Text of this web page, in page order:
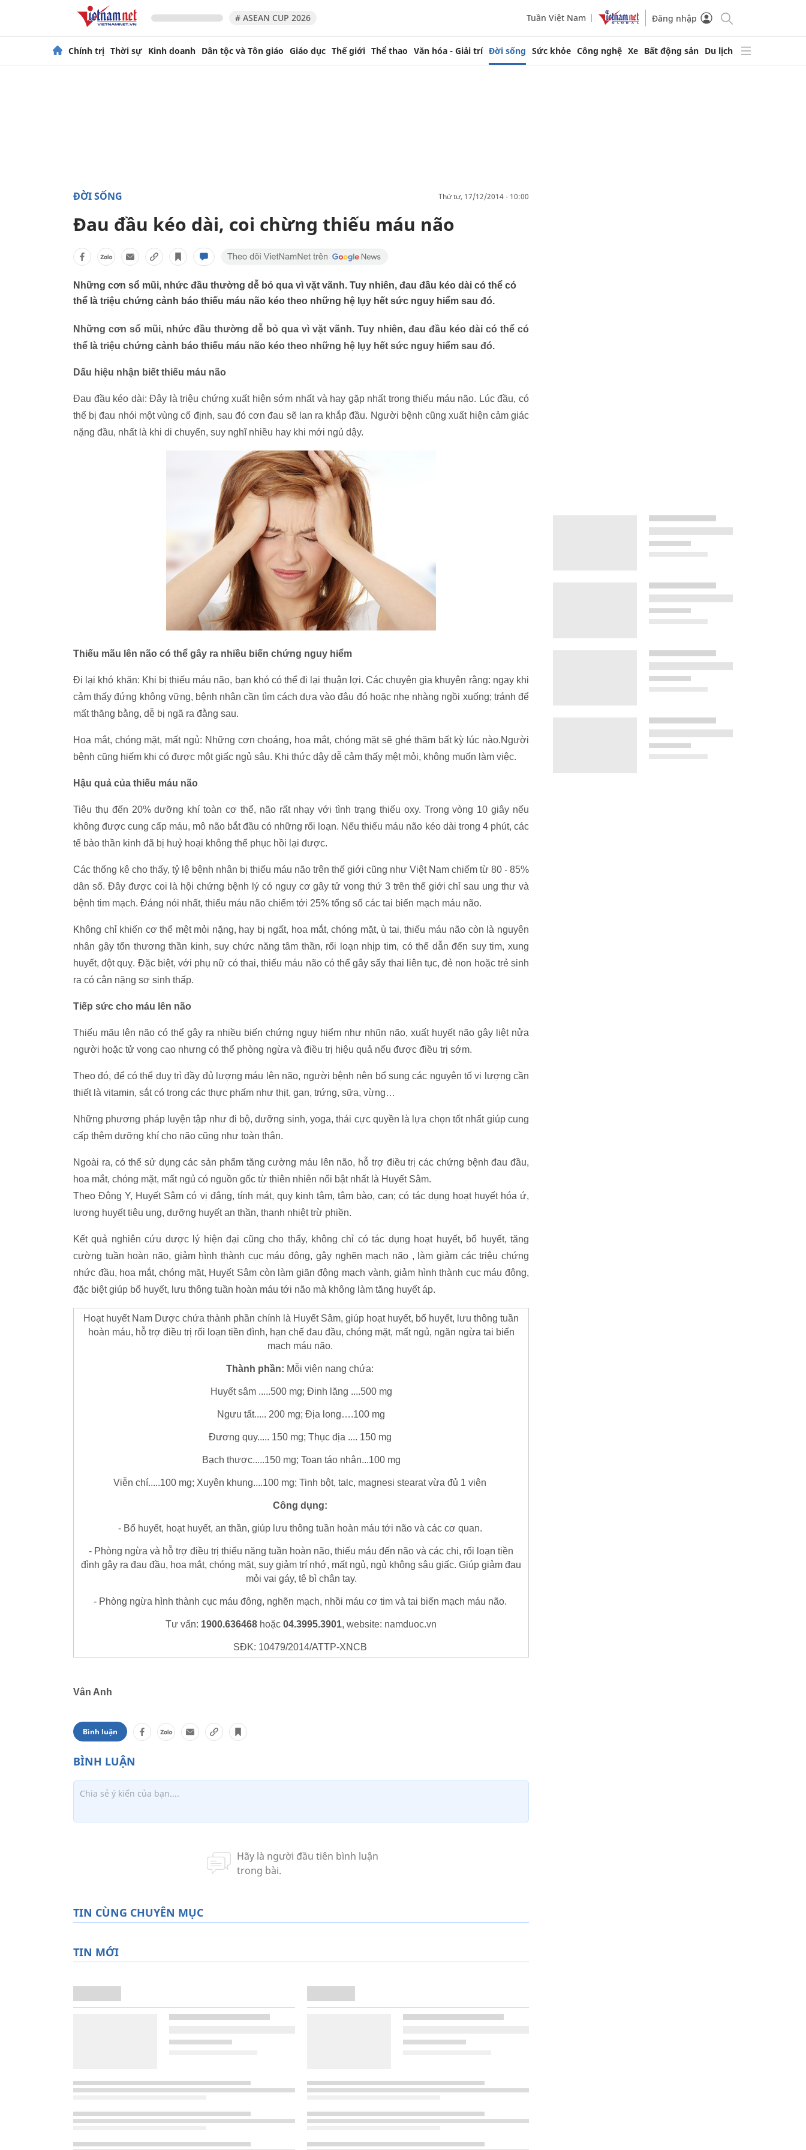
# ASEAN CUP 2026 Tuần Việt Nam Đăng nhập
Chính trị Thời sự Kinh doanh Dân tộc và Tôn giáo Giáo dục Thế giới Thể thao Văn hóa - Giải trí Đời sống Sức khỏe Công nghệ Xe Bất động sản Du lịch
ĐỜI SỐNG thứ tư, 17/12/2014 - 10:00
Đau đầu kéo dài, coi chừng thiếu máu não
Những cơn sổ mũi, nhức đầu thường dễ bỏ qua vì vặt vãnh. Tuy nhiên, đau đầu kéo dài có thể có
thể là triệu chứng cảnh báo thiếu máu não kéo theo những hệ lụy hết sức nguy hiểm sau đó.
Những cơn sổ mũi, nhức đầu thường dễ bỏ qua vì vặt vãnh. Tuy nhiên, đau đầu kéo dài có thể có
thể là triệu chứng cảnh báo thiếu máu não kéo theo những hệ lụy hết sức nguy hiểm sau đó.
Dấu hiệu nhận biết thiếu máu não
Đau đầu kéo dài: Đây là triệu chứng xuất hiện sớm nhất và hay gặp nhất trong thiếu máu não. Lúc đầu, có
thể bị đau nhói một vùng cố định, sau đó cơn đau sẽ lan ra khắp đầu. Người bệnh cũng xuất hiện cảm giác
nặng đầu, nhất là khi di chuyển, suy nghĩ nhiều hay khi mới ngủ dậy.
Thiếu mãu lên não có thể gây ra nhiều biến chứng nguy hiểm
Đi lại khó khăn: Khi bị thiếu máu não, bạn khó có thể đi lại thuận lợi. Các chuyên gia khuyên rằng: ngay khi
cảm thấy đứng không vững, bệnh nhân cần tìm cách dựa vào đâu đó hoặc nhẹ nhàng ngồi xuống; tránh để
mất thăng bằng, dễ bị ngã ra đằng sau.
Hoa mắt, chóng mặt, mất ngủ: Những cơn choáng, hoa mắt, chóng mặt sẽ ghé thăm bất kỳ lúc nào.Người
bệnh cũng hiếm khi có được một giấc ngủ sâu. Khi thức dậy dễ cảm thấy mệt mỏi, không muốn làm việc.
Hậu quả của thiếu máu não
Tiêu thụ đến 20% dưỡng khí toàn cơ thể, não rất nhạy với tình trạng thiếu oxy. Trong vòng 10 giây nếu
không được cung cấp máu, mô não bắt đầu có những rối loạn. Nếu thiếu máu não kéo dài trong 4 phút, các
tế bào thần kinh đã bị huỷ hoại không thể phục hồi lại được.
Các thống kê cho thấy, tỷ lệ bệnh nhân bị thiếu máu não trên thế giới cũng như Việt Nam chiếm từ 80 - 85%
dân số. Đây được coi là hội chứng bệnh lý có nguy cơ gây tử vong thứ 3 trên thế giới chỉ sau ung thư và
bệnh tim mạch. Đáng nói nhất, thiếu máu não chiếm tới 25% tổng số các tai biến mạch máu não.
Không chỉ khiến cơ thể mệt mỏi nặng, hay bị ngất, hoa mắt, chóng mặt, ù tai, thiếu máu não còn là nguyên
nhân gây tổn thương thần kinh, suy chức năng tâm thần, rối loạn nhịp tim, có thể dẫn đến suy tim, xung
huyết, đột quỵ. Đặc biệt, với phụ nữ có thai, thiếu máu não có thể gây sẩy thai liên tục, đẻ non hoặc trẻ sinh
ra có cân nặng sơ sinh thấp.
Tiếp sức cho máu lên não
Thiếu mãu lên não có thể gây ra nhiều biến chứng nguy hiểm như nhũn não, xuất huyết não gây liệt nửa
người hoặc tử vong cao nhưng có thể phòng ngừa và điều trị hiệu quả nếu được điều trị sớm.
Theo đó, để có thể duy trì đầy đủ lượng máu lên não, người bệnh nên bổ sung các nguyên tố vi lượng cần
thiết là vitamin, sắt có trong các thực phấm như thịt, gan, trứng, sữa, vừng…
Những phương pháp luyện tập như đi bộ, dưỡng sinh, yoga, thái cực quyền là lựa chọn tốt nhất giúp cung
cấp thêm dưỡng khí cho não cũng như toàn thân.
Ngoài ra, có thể sử dụng các sản phẩm tăng cường máu lên não, hỗ trợ điều trị các chứng bệnh đau đầu,
hoa mắt, chóng mặt, mất ngủ có nguồn gốc từ thiên nhiên nổi bật nhất là Huyết Sâm.
Theo Đông Y, Huyết Sâm có vị đắng, tính mát, quy kinh tâm, tâm bào, can; có tác dụng hoạt huyết hóa ứ,
lương huyết tiêu ung, dưỡng huyết an thần, thanh nhiệt trừ phiền.
Kết quả nghiên cứu dược lý hiện đại cũng cho thấy, không chỉ có tác dụng hoạt huyết, bổ huyết, tăng
cường tuần hoàn não, giảm hình thành cục máu đông, gây nghẽn mạch não , làm giảm các triệu chứng
nhức đầu, hoa mắt, chóng mặt, Huyết Sâm còn làm giãn động mạch vành, giảm hình thành cục máu đông,
đặc biệt giúp bổ huyết, lưu thông tuần hoàn máu tới não mà không làm tăng huyết áp.
Hoạt huyết Nam Dược chứa thành phần chính là Huyết Sâm, giúp hoạt huyết, bổ huyết, lưu thông tuần
hoàn máu, hỗ trợ điều trị rối loạn tiền đình, hạn chế đau đầu, chóng mặt, mất ngủ, ngăn ngừa tai biến
mạch máu não.
Thành phần: Mỗi viên nang chứa:
Huyết sâm .....500 mg; Đinh lăng ....500 mg
Ngưu tất..... 200 mg; Địa long….100 mg
Đương quy..... 150 mg; Thục địa .... 150 mg
Bạch thược.....150 mg; Toan táo nhân...100 mg
Viễn chí.....100 mg; Xuyên khung....100 mg; Tinh bột, talc, magnesi stearat vừa đủ 1 viên
Công dụng:
- Bổ huyết, hoạt huyết, an thần, giúp lưu thông tuần hoàn máu tới não và các cơ quan.
- Phòng ngừa và hỗ trợ điều trị thiểu năng tuần hoàn não, thiếu máu đến não và các chi, rối loạn tiền
đình gây ra đau đầu, hoa mắt, chóng mặt, suy giảm trí nhớ, mất ngủ, ngủ không sâu giấc. Giúp giảm đau
mỏi vai gáy, tê bì chân tay.
- Phòng ngừa hình thành cục máu đông, nghẽn mạch, nhồi máu cơ tim và tai biến mạch máu não.
Tư vấn: 1900.636468 hoặc 04.3995.3901, website: namduoc.vn
SĐK: 10479/2014/ATTP-XNCB
Vân Anh
Bình luận
TIN CÙNG CHUYÊN MỤC
TIN MỚI